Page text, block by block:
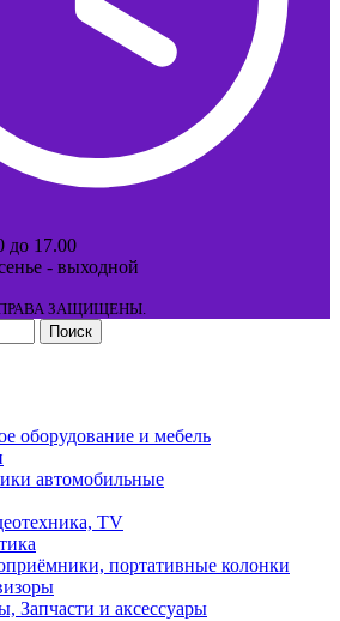
до 17.00
- выходной
ПРАВА ЗАЩИЩЕНЫ.
Поиск
оборудование и мебель
автомобильные
TV
портативные колонки
Запчасти и аксессуары